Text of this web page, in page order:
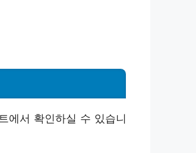
에서 확인하실 수 있습니